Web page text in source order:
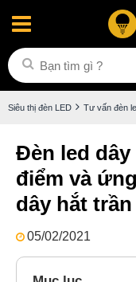
Siêu thị đèn LED Tư vấn đèn
Đèn led
điểm và
dây hắt trần
05/02/2021